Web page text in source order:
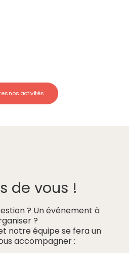
nos activités
de vous !
? Un événement à
?
notre équipe se fera un
accompagner :